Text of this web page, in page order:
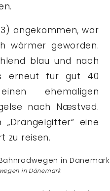
angekommen, war
wärmer geworden.
blau und nach
erneut für gut 40
ehemaligen
nach Næstved.
eine
zu reisen.
in Dänemark